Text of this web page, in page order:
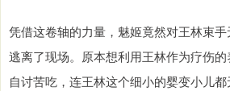
凭借这卷轴的力量，魅姬竟然对王林束
逃离了现场。原本想利用王林作为疗伤
自讨苦吃，连王林这个细小的婴变小儿